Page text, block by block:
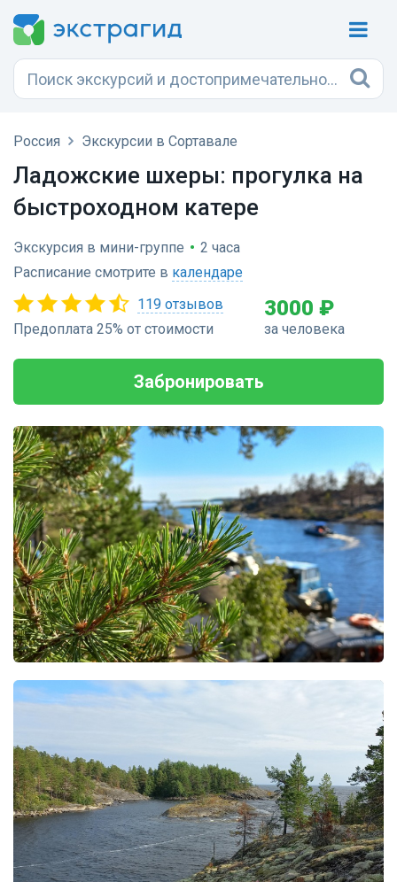
Россия Экскурсии в Сортавале
Ладожские шхеры: прогулка на
быстроходном катере
Экскурсия в мини-группе • 2 часа
Расписание смотрите в календаре
119 отзывов
Предоплата 25% от стоимости
3000 ₽
за человека
Забронировать